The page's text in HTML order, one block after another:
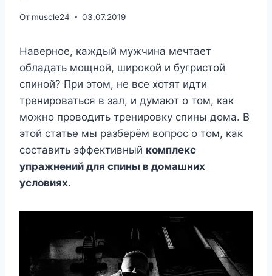
От muscle24 03.07.2019
Наверное, каждый мужчина мечтает
обладать мощной, широкой и бугристой
спиной? При этом, не все хотят идти
тренироваться в зал, и думают о том, как
можно проводить тренировку спины дома. В
этой статье мы разберём вопрос о том, как
составить эффективный комплекс
упражнений для спины в домашних
условиях.